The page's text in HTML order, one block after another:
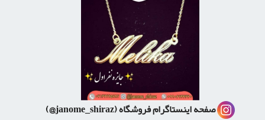
صفحه اینستاگرام فروشگاه(janome_shiraz@)